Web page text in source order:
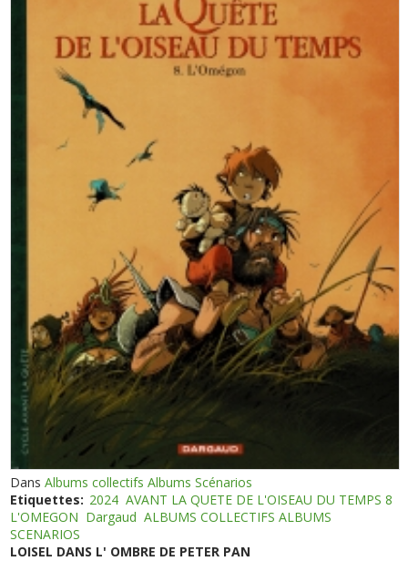
DansAlbums collectifs Albums Scénarios
Etiquettes: 2024 AVANT LA QUETE DE L'OISEAU DU TEMPS 8
L'OMEGON Dargaud ALBUMS COLLECTIFS ALBUMS
SCENARIOS
LOISEL DANS L' OMBRE DE PETER PAN